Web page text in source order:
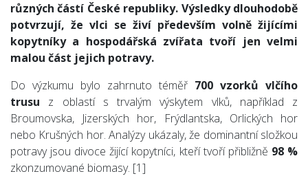
různých částí České republiky. Výsledky dlouhodobě
potvrzují, že vlci se živí především volně žijícími
kopytníky a hospodářská zvířata tvoří jen velmi
malou část jejich potravy.
Do výzkumu bylo zahrnuto téměř 700 vzorků vlčího
trusu z oblastí s trvalým výskytem vlků, například z
Broumovska, Jizerských hor, Frýdlantska, Orlických hor
nebo Krušných hor. Analýzy ukázaly, že dominantní složkou
potravy jsou divoce žijící kopytníci, kteří tvoří přibližně 98 %
zkonzumované biomasy. [1]